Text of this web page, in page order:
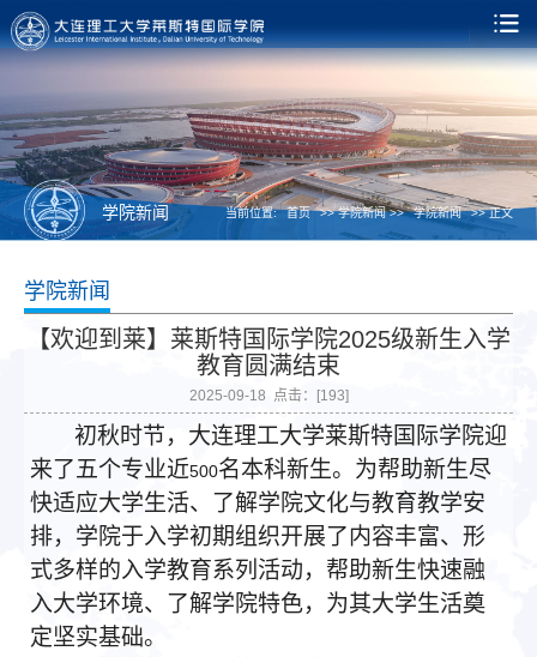
学院新闻 当前位置: 首页 >> 学院新闻 >> 学院新闻 >> 正文
学院新闻
【欢迎到莱】莱斯特国际学院2025级新生入学
教育圆满结束
2025-09-18 点击：[193]
初秋时节，大连理工大学莱斯特国际学院迎
来了五个专业近500名本科新生。为帮助新生尽
快适应大学生活、了解学院文化与教育教学安
排，学院于入学初期组织开展了内容丰富、形
式多样的入学教育系列活动，帮助新生快速融
入大学环境、了解学院特色，为其大学生活奠
定坚实基础。